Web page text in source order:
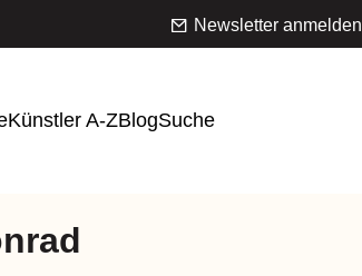
Newsletter anmelden
Künstler A-ZBlogSuche